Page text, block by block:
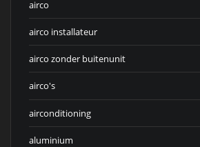
airco
airco installateur
airco zonder buitenunit
airco's
airconditioning
aluminium